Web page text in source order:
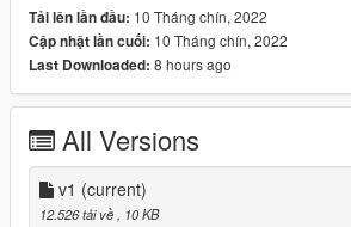
Tải lên lần đầu: 10 Tháng chín, 2022
Cập nhật lần cuối: 10 Tháng chín, 2022
Last Downloaded: 8 hours ago
All Versions
v1 (current)
12.526 tải về
, 10 KB